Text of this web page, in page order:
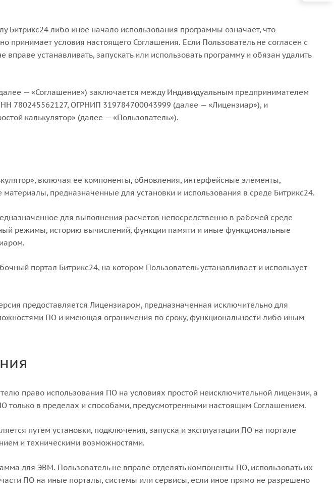
Битрикс24 либо иное начало использования программы означает, что
принимает условия настоящего Соглашения. Если Пользователь не согласен с
устанавливать, запускать или использовать программу и обязан удалить
— «Соглашение») заключается между Индивидуальным предпринимателем
780245562127, ОГРНИП 319784700043999 (далее — «Лицензиар»), и
калькулятор» (далее — «Пользователь»).
включая ее компоненты, обновления, интерфейсные элементы,
предназначенные для установки и использования в среде Битрикс24.
для выполнения расчетов непосредственно в рабочей среде
режимы, историю вычислений, функции памяти и иные функциональные
портал Битрикс24, на котором Пользователь устанавливает и использует
предоставляется Лицензиаром, предназначенная исключительно для
ПО и имеющая ограничения по сроку, функциональности либо иным
право использования ПО на условиях простой неисключительной лицензии, а
только в пределах и способами, предусмотренными настоящим Соглашением.
путем установки, подключения, запуска и эксплуатации ПО на портале
и техническими возможностями.
для ЭВМ. Пользователь не вправе отделять компоненты ПО, использовать их
ПО на иные порталы, системы или сервисы, если иное прямо не разрешено